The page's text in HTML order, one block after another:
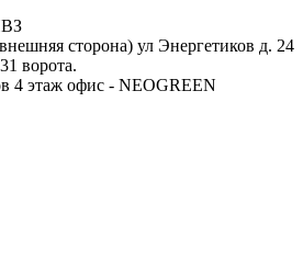
сторона) ул Энергетиков д. 24
ворота.
4 этаж офис - NEOGREEN